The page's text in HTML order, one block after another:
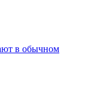
в обычном